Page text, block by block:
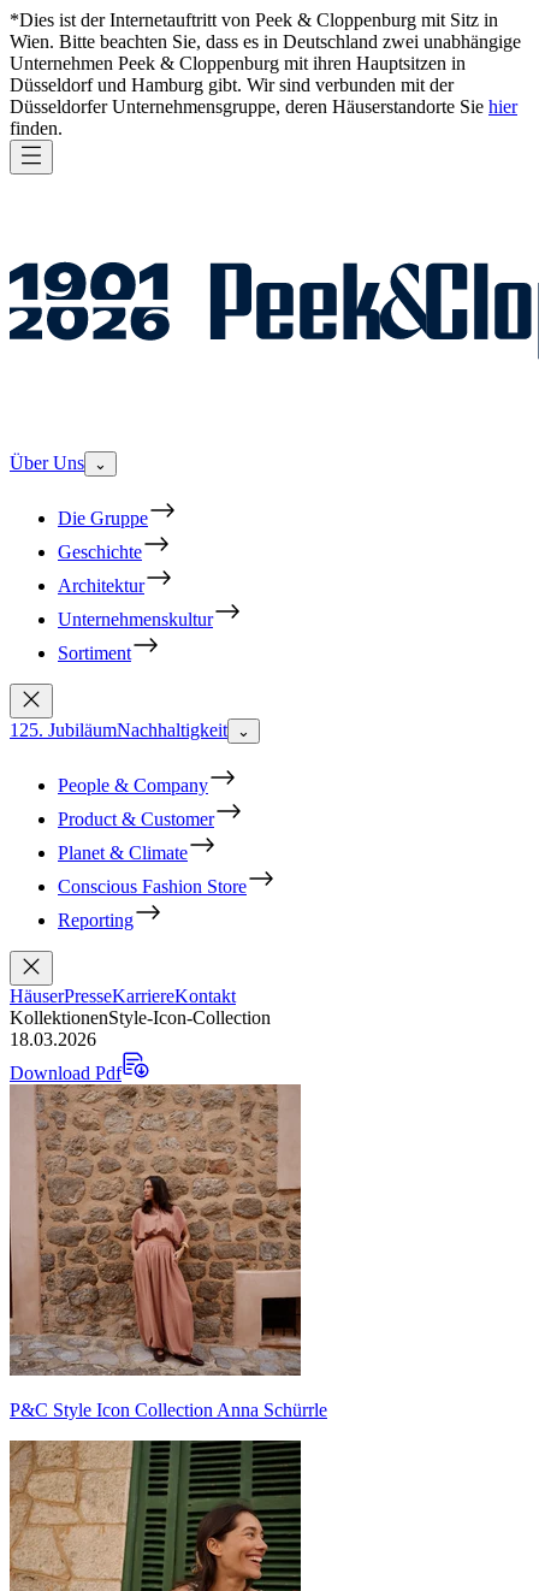
*Dies ist der Internetauftritt von Peek & Cloppenburg mit Sitz in
Wien. Bitte beachten Sie, dass es in Deutschland zwei unabhängige
Unternehmen Peek & Cloppenburg mit ihren Hauptsitzen in
Düsseldorf und Hamburg gibt. Wir sind verbunden mit der
Düsseldorfer Unternehmensgruppe, deren Häuserstandorte Sie hier
finden.
Über Uns ⌄
Die Gruppe
Geschichte
Architektur
Unternehmenskultur
Sortiment
125. JubiläumNachhaltigkeit ⌄
People & Company
Product & Customer
Planet & Climate
Conscious Fashion Store
Reporting
HäuserPresseKarriereKontakt
KollektionenStyle-Icon-Collection
18.03.2026
Download Pdf
P&C Style Icon Collection Anna Schürrle